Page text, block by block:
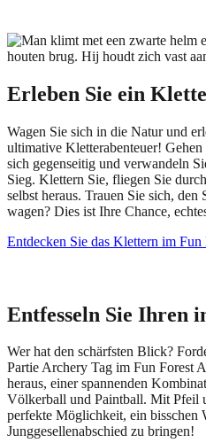
Erleben Sie ein
Wagen Sie sich in die Natur und
ultimative Kletterabenteuer!
sich gegenseitig und verwandeln
Sieg. Klettern Sie, fliegen Sie
selbst heraus. Trauen Sie sich,
wagen? Dies ist Ihre Chance,
Entdecken Sie das Klettern im Fun
Entfesseln Sie Ihren
Wer hat den schärfsten Blick?
Partie Archery Tag im Fun Forest
heraus, einer spannenden
Völkerball und Paintball. Mit Pfeil
perfekte Möglichkeit, ein bisschen
Junggesellenabschied zu bringen!